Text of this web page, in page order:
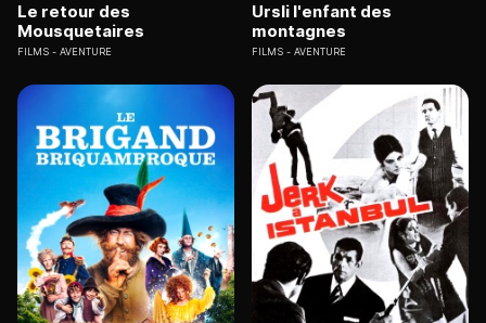
Le retour des
Mousquetaires
FILMS AVENTURE
Ursli l'enfant des
montagnes
FILMS AVENTURE